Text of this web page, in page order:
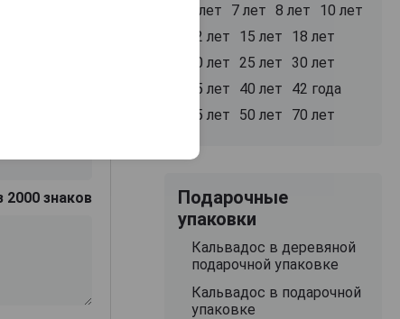
2000 знаков
5 лет
7 лет 8 лет
10 лет
12 лет
15 лет
18 лет
20 лет
25 лет 30 лет
35 лет
40 лет
42 года
45 лет
50 лет 70 лет
Подарочные
упаковки
Кальвадос в деревяной
подарочной упаковке
Кальвадос в подарочной
упаковке